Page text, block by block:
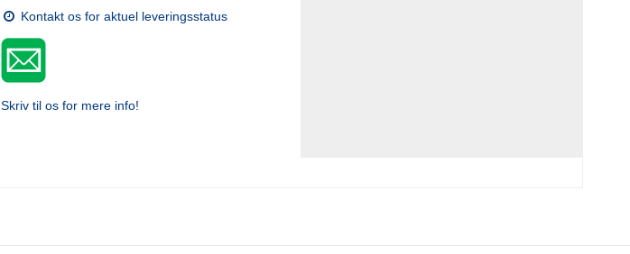
Kontakt os for aktuel leveringsstatus
Skriv til os for mere info!